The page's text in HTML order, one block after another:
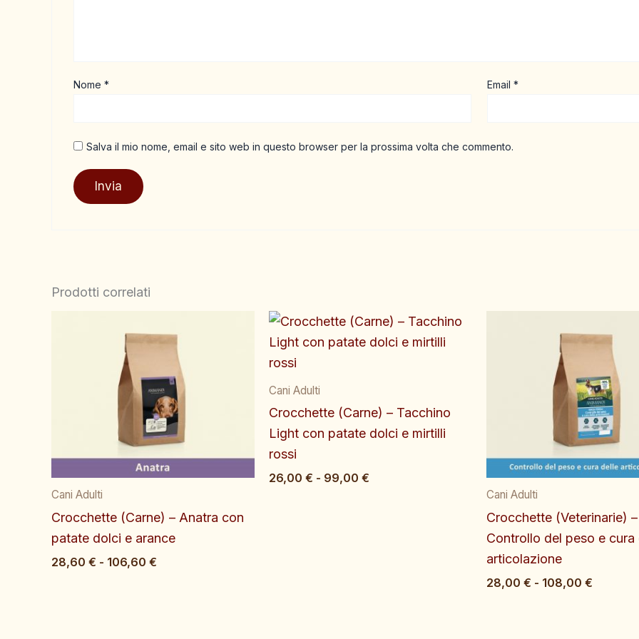
Nome* Email*
Salva il mio nome, email e sito web in questo browser per la prossima volta che commento.
Prodotti correlati
Cani Adulti
Crocchette (Carne) – Anatra con
patate dolci e arance
28,60 € - 106,60 €
di
prezzo:
28,60 €
a
106,60 €
Cani Adulti
Crocchette (Carne) – Tacchino
Light con patate dolci e mirtilli
rossi
26,00 € - 99,00 €
Fascia
prezzo:
99,00 €
Cani Adulti
Crocchette (Veterinarie) –
Controllo del peso e cura
articolazione
28,00 € - 108,00 €
di
prezzo:
28,00 €
a
108,00 €